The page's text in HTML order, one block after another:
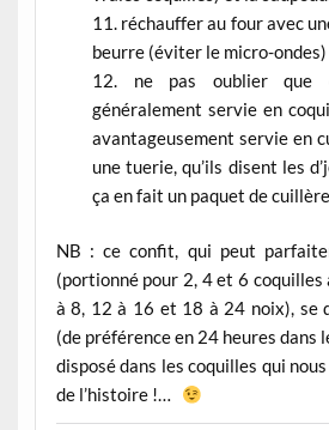
réchauffer au four avec
beurre (éviter le micro-ondes)
ne pas oublier que
généralement servie en
avantageusement servie en
une tuerie, qu’ils disent les
ça en fait un paquet de
NB : ce confit, qui peut
(portionné pour 2, 4 et 6 coquilles
à 8, 12 à 16 et 18 à 24 noix), se
(de préférence en 24 heures dans
disposé dans les coquilles qui
de l’histoire !…